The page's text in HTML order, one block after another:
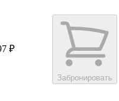
₽
Забронировать